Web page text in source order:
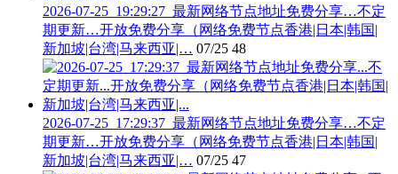
2026-07-25_19:29:27_最新网络节点地址免费分享…不定
期更新…开放免费分享（网络免费节点香港|日本|韩国|
新加坡|台湾|马来西亚|… 07/25 48
2026-07-25_17:29:37_最新网络节点地址免费分享…不定
期更新…开放免费分享（网络免费节点香港|日本|韩国|
新加坡|台湾|马来西亚|… 07/25 47